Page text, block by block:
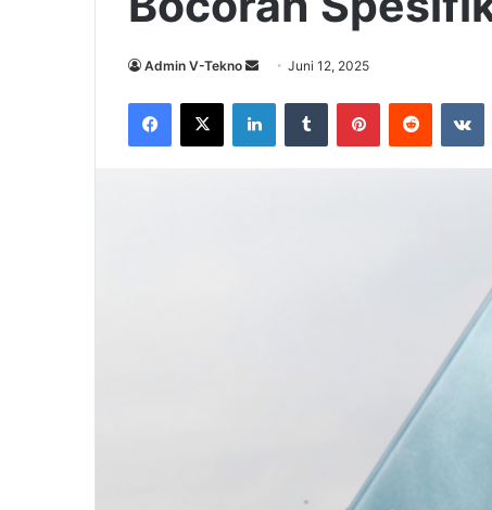
Admin V-Tekno
Send Juni 12, 2025
Facebook
X LinkedInTumblr PinterestReddit